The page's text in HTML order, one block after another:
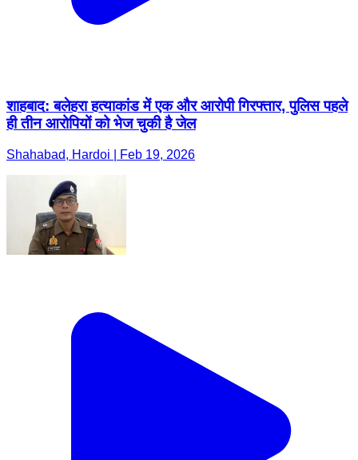
शाहबाद: बलेहरा हत्याकांड में एक और आरोपी गिरफ्तार, पुलिस पहले
ही तीन आरोपियों को भेज चुकी है जेल
Shahabad, Hardoi | Feb 19, 2026